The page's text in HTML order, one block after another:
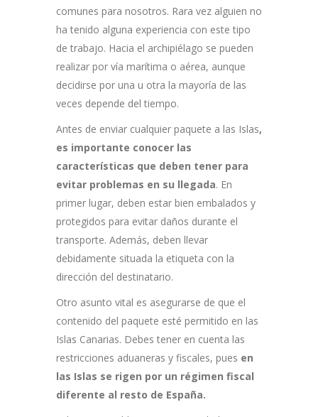
comunes para nosotros. Rara vez alguien no
ha tenido alguna experiencia con este tipo
de trabajo. Hacia el archipiélago se pueden
realizar por vía marítima o aérea, aunque
decidirse por una u otra la mayoría de las
veces depende del tiempo.
Antes de enviar cualquier paquete a las Islas,
es importante conocer las
características que deben tener para
evitar problemas en su llegada. En
primer lugar, deben estar bien embalados y
protegidos para evitar daños durante el
transporte. Además, deben llevar
debidamente situada la etiqueta con la
dirección del destinatario.
Otro asunto vital es asegurarse de que el
contenido del paquete esté permitido en las
Islas Canarias. Debes tener en cuenta las
restricciones aduaneras y fiscales, pues en
las Islas se rigen por un régimen fiscal
diferente al resto de España.